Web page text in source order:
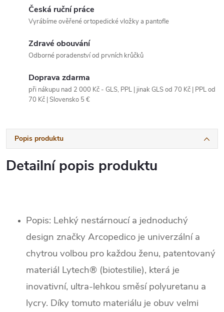
Česká ruční práce
Vyrábíme ověřené ortopedické vložky a pantofle
Zdravé obouvání
Odborné poradenství od prvních krůčků
Doprava zdarma
při nákupu nad 2 000 Kč - GLS, PPL | jinak GLS od 70 Kč | PPL od
70 Kč | Slovensko 5 €
Popis produktu
Detailní popis produktu
Popis: Lehký nestárnoucí a jednoduchý
design značky Arcopedico je univerzální a
chytrou volbou pro každou ženu, patentovaný
materiál Lytech® (biotestilie), která je
inovativní, ultra-lehkou směsí polyuretanu a
lycry. Díky tomuto materiálu je obuv velmi